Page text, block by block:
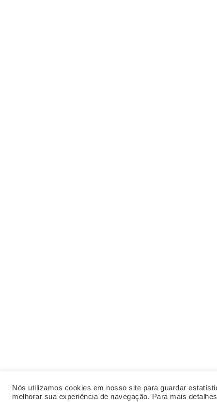
Nós utilizamos cookies em nosso site para guardar
melhorar sua experiência de navegação. Para mais